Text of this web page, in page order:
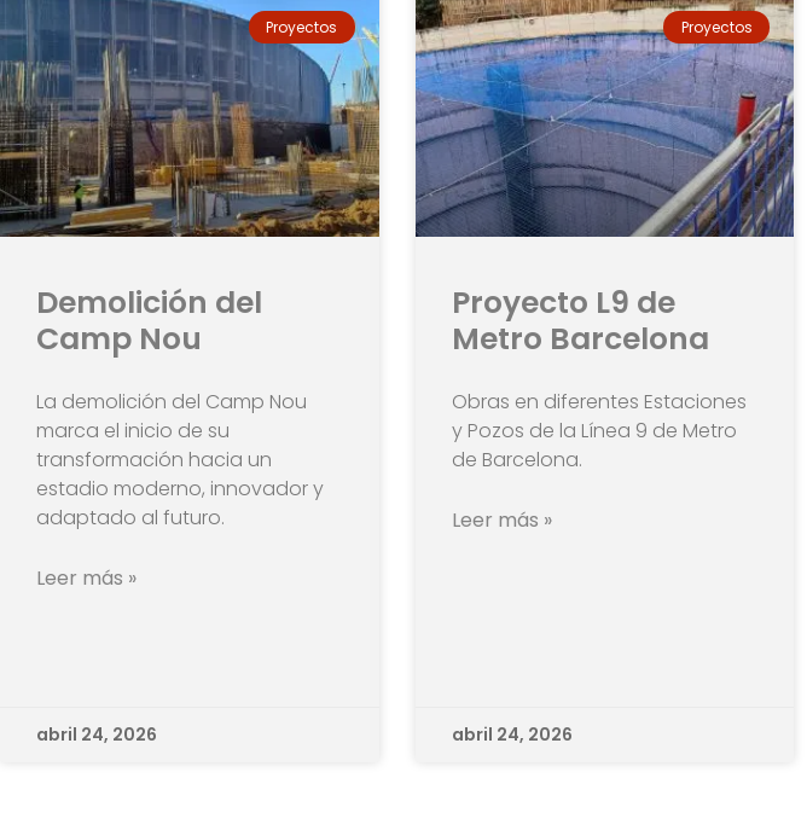
Proyectos
Demolición del
Camp Nou
La demolición del Camp Nou
marca el inicio de su
transformación hacia un
estadio moderno, innovador y
adaptado al futuro.
Leer más »
abril 24, 2026
Proyectos
Proyecto L9 de
Metro Barcelona
Obras en diferentes Estaciones
y Pozos de la Línea 9 de Metro
de Barcelona.
Leer más »
abril 24, 2026